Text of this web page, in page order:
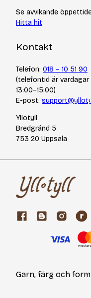
Se avvikande
Hitta hit
Kontakt
Telefon: 018 – 10 51 90
(telefontid är vardagar
13:00–15:00)
E-post:
Yllotyll
Bredgränd 5
753 20 Uppsala
Garn, färg och